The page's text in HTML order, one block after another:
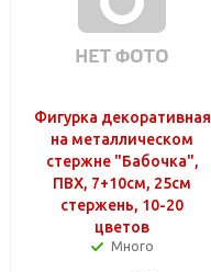
Фигурка декоративная
на металлическом
стержне "Бабочка",
ПВХ, 7+10см, 25см
стержень, 10-20
цветов
Много